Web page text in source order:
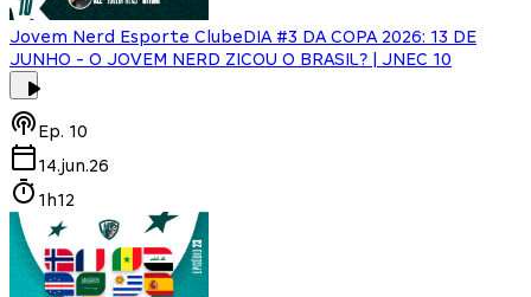
Jovem Nerd Esporte ClubeDIA #3 DA COPA 2026: 13 DE
JUNHO - O JOVEM NERD ZICOU O BRASIL? | JNEC 10
Ep. 10
14.jun.26
1h12